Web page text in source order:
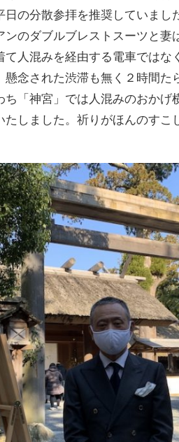
日の分散参拝を推奨していまし
ンのダブルブレストスーツと妻
て人混みを経由する電車ではな
念された渋滞も無く２時間た
ち「神宮」では人混みのおかげ
たしました。祈りがほんのすこ